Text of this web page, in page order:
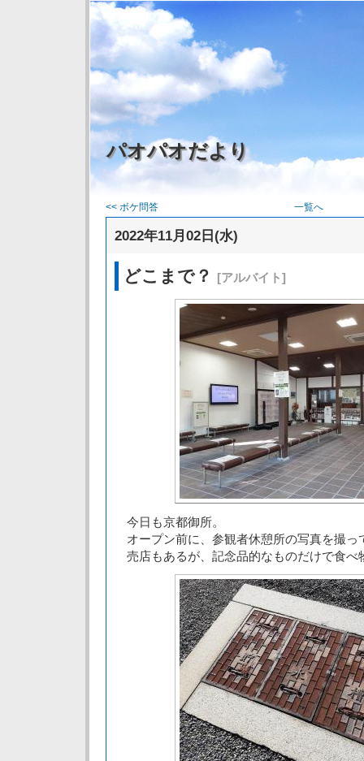
パオパオだより
<< ボケ問答 一覧へ
2022年11月02日(水)
どこまで？ [アルバイト]
今日も京都御所。
オープン前に、参観者休憩所の写真を撮っ
売店もあるが、記念品的なものだけで食べ